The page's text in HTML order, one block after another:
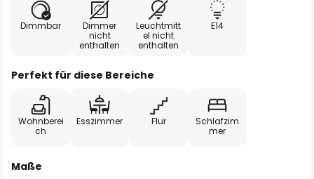
Dimmbar
Dimmer
nicht
enthalten
Leuchtmitt
el nicht
enthalten
E14
Perfekt für diese Bereiche
Wohnberei
ch
Esszimmer Flur
Schlafzim
mer
Maße